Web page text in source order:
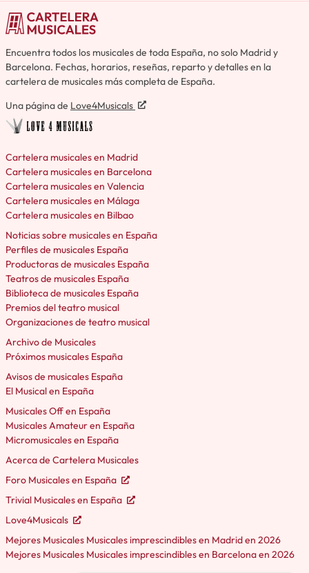
Encuentra todos los musicales de toda España, no solo Madrid y
Barcelona. Fechas, horarios, reseñas, reparto y detalles en la
cartelera de musicales más completa de España.
Una página de Love4Musicals
Cartelera musicales en Madrid
Cartelera musicales en Barcelona
Cartelera musicales en Valencia
Cartelera musicales en Málaga
Cartelera musicales en Bilbao
Noticias sobre musicales en España
Perfiles de musicales España
Productoras de musicales España
Teatros de musicales España
Biblioteca de musicales España
Premios del teatro musical
Organizaciones de teatro musical
Archivo de Musicales
Próximos musicales España
Avisos de musicales España
El Musical en España
Musicales Off en España
Musicales Amateur en España
Micromusicales en España
Acerca de Cartelera Musicales
Foro Musicales en España
Trivial Musicales en España
Love4Musicals
Mejores Musicales Musicales imprescindibles en Madrid en 2026
Mejores Musicales Musicales imprescindibles en Barcelona en 2026